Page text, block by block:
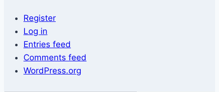
Register
Log in
Entries feed
Comments feed
WordPress.org